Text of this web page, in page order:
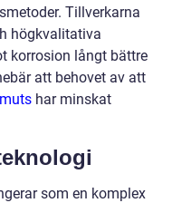
Tillverkarna
högkvalitativa
korrosion långt bättre
att behovet av att
har minskat
som en komplex